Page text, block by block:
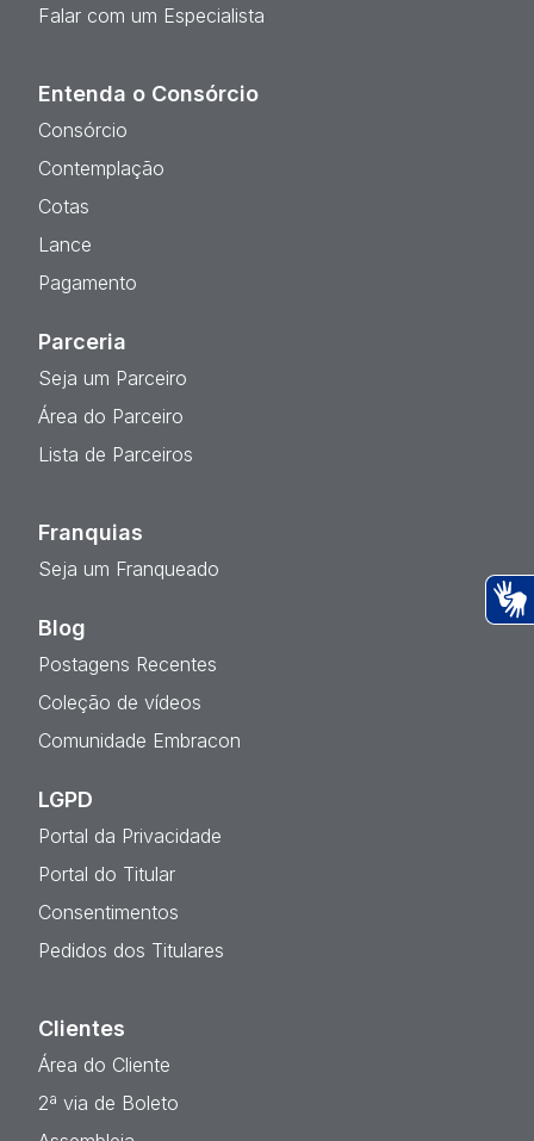
Falar com um Especialista
Entenda o Consórcio
Consórcio
Contemplação
Cotas
Lance
Pagamento
Parceria
Seja um Parceiro
Área do Parceiro
Lista de Parceiros
Franquias
Seja um Franqueado
Blog
Postagens Recentes
Coleção de vídeos
Comunidade Embracon
LGPD
Portal da Privacidade
Portal do Titular
Consentimentos
Pedidos dos Titulares
Clientes
Área do Cliente
2ª via de Boleto